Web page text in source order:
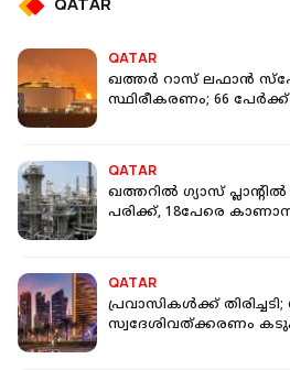
QATAR
ഖത്തർ റാസ് ലഫാൻ
സ്ഥിരീകരണം; 66 പേർക്ക്
QATAR
ഖത്തറില്‍ ഗ്യാസ് പ്ലാന്റില്‍
പരിക്ക്, 18പേരെ
QATAR
പ്രവാസികൾക്ക്
സ്വദേശിവത്ക്കരണം